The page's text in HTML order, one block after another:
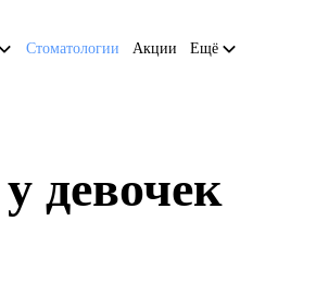
Стоматологии Акции Ещё
девочек